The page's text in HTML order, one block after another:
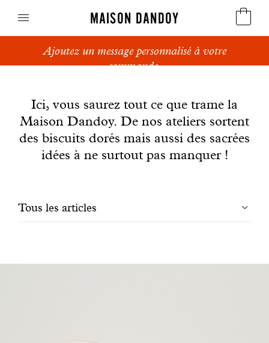
MAISON DANDOY
Speculoos
Pains sucrés
Gâteaux
Ajoutez un message personnalisé à votre
commande.
Ici, vous saurez tout ce que trame la
Maison Dandoy. De nos ateliers sortent
des biscuits dorés mais aussi des sacrées
idées à ne surtout pas manquer !
Filtrer
Tous les articles